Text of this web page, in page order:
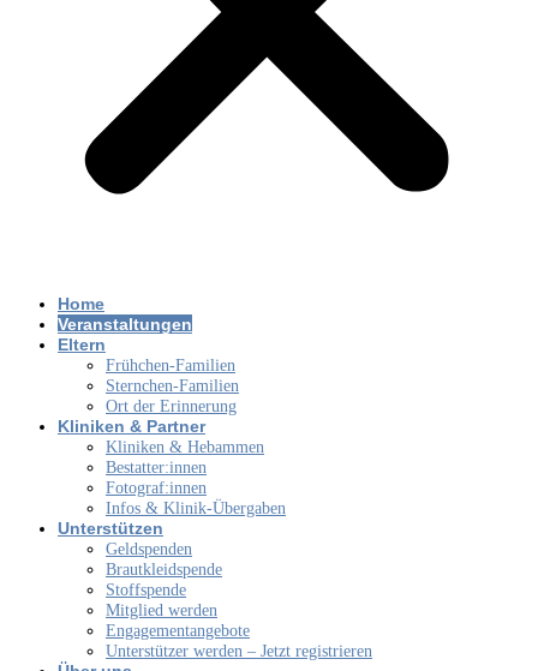
Home
Veranstaltungen
Eltern
Frühchen-Familien
Sternchen-Familien
Ort der Erinnerung
Kliniken & Partner
Kliniken & Hebammen
Bestatter:innen
Fotograf:innen
Infos & Klinik-Übergaben
Unterstützen
Geldspenden
Brautkleidspende
Stoffspende
Mitglied werden
Engagementangebote
Unterstützer werden – Jetzt registrieren